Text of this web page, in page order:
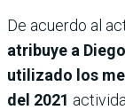
De acuerdo al
atribuye a
utilizado los
del 2021